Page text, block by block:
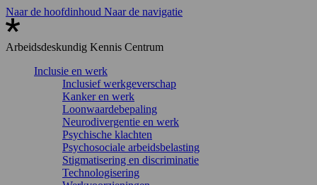
Naar de hoofdinhoud Naar de navigatie
Arbeidsdeskundig Kennis Centrum
Inclusie en werk
Inclusief werkgeverschap
Kanker en werk
Loonwaardebepaling
Neurodivergentie en werk
Psychische klachten
Psychosociale arbeidsbelasting
Stigmatisering en discriminatie
Technologisering